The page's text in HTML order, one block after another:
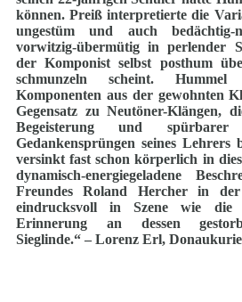
können. Preiß interpretierte die
ungestüm und auch bedächtig-
vorwitzig-übermütig in perlender
der Komponist selbst posthum
schmunzeln scheint.
Komponenten aus der gewohnten
Gegensatz zu Neutöner-Klängen,
Begeisterung und
Gedankensprüngen seines Lehrers
versinkt fast schon körperlich in
dynamisch-energiegeladene
Freundes Roland Hercher in
eindrucksvoll in Szene wie die
Erinnerung an dessen
Sieglinde.“ – Lorenz Erl,